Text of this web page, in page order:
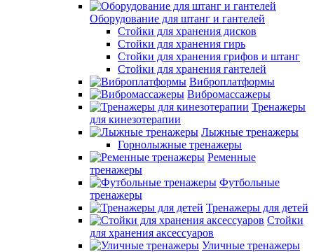
Оборудование для штанг и гантелей
Стойки для хранения дисков
Стойки для хранения гирь
Стойки для хранения грифов и штанг
Стойки для хранения гантелей
Виброплатформы
Вибромассажеры
Тренажеры
для кинезотерапии
Лыжные тренажеры
Горнолыжные тренажеры
Ременные
тренажеры
Футбольные
тренажеры
Тренажеры для детей
Стойки
для хранения аксессуаров
Уличные тренажеры